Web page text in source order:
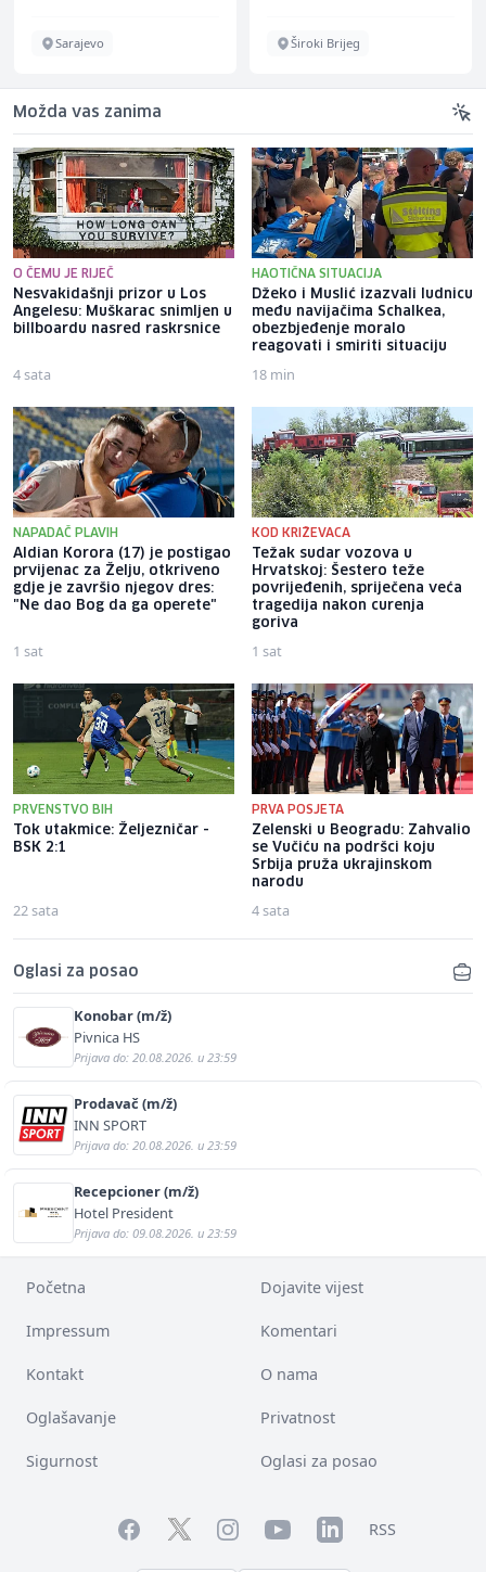
Sarajevo Široki Brijeg
Možda vas zanima
O ČEMU JE RIJEČ
Nesvakidašnji prizor u Los
Angelesu: Muškarac snimljen u
billboardu nasred raskrsnice
4 sata
HAOTIČNA SITUACIJA
Džeko i Muslić izazvali ludnicu
među navijačima Schalkea,
obezbjeđenje moralo
reagovati i smiriti situaciju
18 min
NAPADAČ PLAVIH
Aldian Korora (17) je postigao
prvijenac za Želju, otkriveno
gdje je završio njegov dres:
"Ne dao Bog da ga operete"
1 sat
KOD KRIŽEVACA
Težak sudar vozova u
Hrvatskoj: Šestero teže
povrijeđenih, spriječena veća
tragedija nakon curenja
goriva
1 sat
PRVENSTVO BIH
Tok utakmice: Željezničar -
BSK 2:1
22 sata
PRVA POSJETA
Zelenski u Beogradu: Zahvalio
se Vučiću na podršci koju
Srbija pruža ukrajinskom
narodu
4 sata
Oglasi za posao
Konobar (m/ž)
Pivnica HS
Prijava do: 20.08.2026. u 23:59
Prodavač (m/ž)
INN SPORT
Prijava do: 20.08.2026. u 23:59
Recepcioner (m/ž)
Hotel President
Prijava do: 09.08.2026. u 23:59
Početna Dojavite vijest
Impressum Komentari
Kontakt O nama
Oglašavanje Privatnost
Sigurnost Oglasi za posao
FacebookTwitterInstagramYouTubeLinkedInRSS